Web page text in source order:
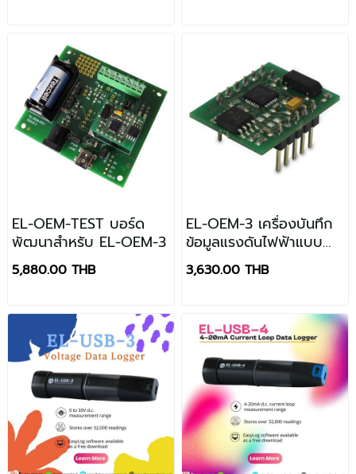
EL-OEM-TEST บอร์ด
พัฒนาสำหรับ EL-OEM-3
5,880.00 THB
EL-OEM-3 เครื่องบันทึก
ข้อมูลแรงดันไฟฟ้าแบบ
แพ็คเกจ OEM
3,630.00 THB